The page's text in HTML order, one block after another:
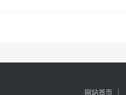
网站首页